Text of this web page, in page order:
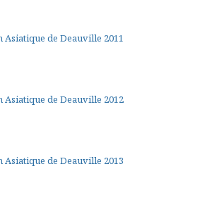
Asiatique de Deauville 2011
Asiatique de Deauville 2012
Asiatique de Deauville 2013